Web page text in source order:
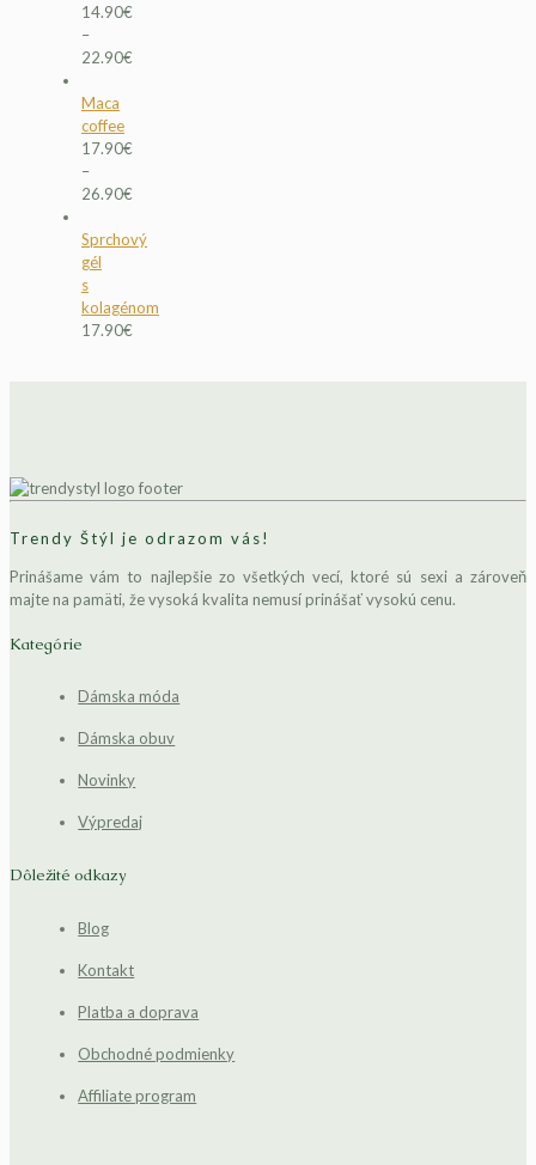
14.90€
–
22.90€
Maca
coffee
17.90€
–
26.90€
Sprchový
gél
s
kolagénom
17.90€
Trendy Štýl je odrazom vás!
Prinášame vám to najlepšie zo všetkých vecí, ktoré sú sexi a zároveň
majte na pamäti, že vysoká kvalita nemusí prinášať vysokú cenu.
Kategórie
Dámska móda
Dámska obuv
Novinky
Výpredaj
Dôležité odkazy
Blog
Kontakt
Platba a doprava
Obchodné podmienky
Affiliate program